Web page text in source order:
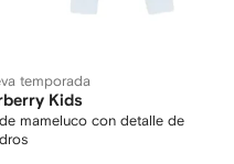
temporada
Kids
mameluco con detalle de